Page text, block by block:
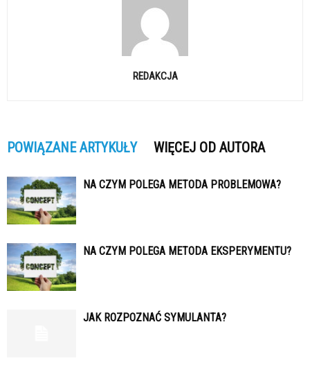
REDAKCJA
POWIĄZANE ARTYKUŁY WIĘCEJ OD AUTORA
NA CZYM POLEGA METODA PROBLEMOWA?
NA CZYM POLEGA METODA EKSPERYMENTU?
JAK ROZPOZNAĆ SYMULANTA?